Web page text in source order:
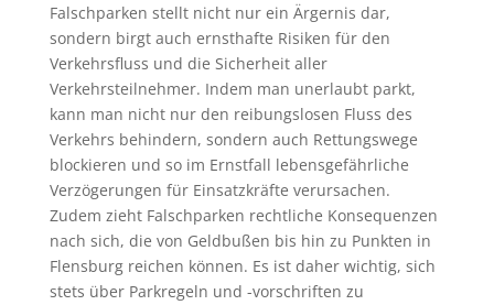
Falschparken stellt nicht nur ein Ärgernis dar,
sondern birgt auch ernsthafte Risiken für den
Verkehrsfluss und die Sicherheit aller
Verkehrsteilnehmer. Indem man unerlaubt parkt,
kann man nicht nur den reibungslosen Fluss des
Verkehrs behindern, sondern auch Rettungswege
blockieren und so im Ernstfall lebensgefährliche
Verzögerungen für Einsatzkräfte verursachen.
Zudem zieht Falschparken rechtliche Konsequenzen
nach sich, die von Geldbußen bis hin zu Punkten in
Flensburg reichen können. Es ist daher wichtig, sich
stets über Parkregeln und -vorschriften zu